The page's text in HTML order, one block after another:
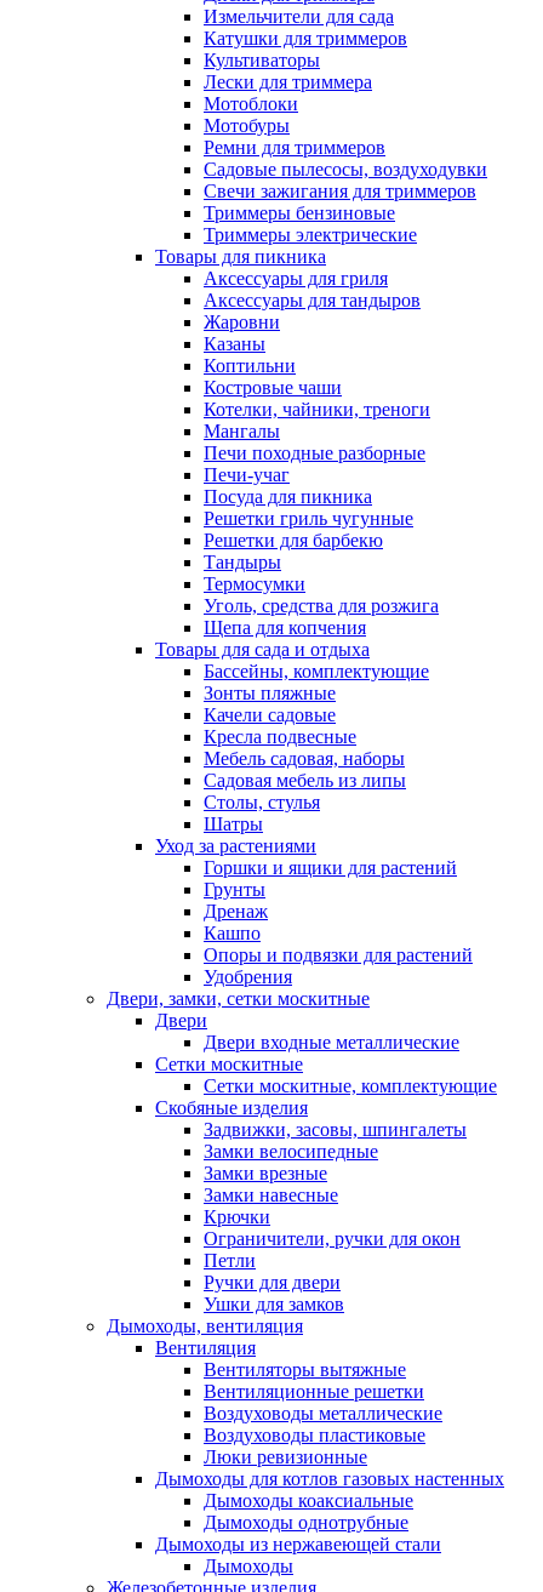
Измельчители для сада
Катушки для триммеров
Культиваторы
Лески для триммера
Мотоблоки
Мотобуры
Ремни для триммеров
Садовые пылесосы, воздуходувки
Свечи зажигания для триммеров
Триммеры бензиновые
Триммеры электрические
Товары для пикника
Аксессуары для гриля
Аксессуары для тандыров
Жаровни
Казаны
Коптильни
Костровые чаши
Котелки, чайники, треноги
Мангалы
Печи походные разборные
Печи-учаг
Посуда для пикника
Решетки гриль чугунные
Решетки для барбекю
Тандыры
Термосумки
Уголь, средства для розжига
Щепа для копчения
Товары для сада и отдыха
Бассейны, комплектующие
Зонты пляжные
Качели садовые
Кресла подвесные
Мебель садовая, наборы
Садовая мебель из липы
Столы, стулья
Шатры
Уход за растениями
Горшки и ящики для растений
Грунты
Дренаж
Кашпо
Опоры и подвязки для растений
Удобрения
Двери, замки, сетки москитные
Двери
Двери входные металлические
Сетки москитные
Сетки москитные, комплектующие
Скобяные изделия
Задвижки, засовы, шпингалеты
Замки велосипедные
Замки врезные
Замки навесные
Крючки
Ограничители, ручки для окон
Петли
Ручки для двери
Ушки для замков
Дымоходы, вентиляция
Вентиляция
Вентиляторы вытяжные
Вентиляционные решетки
Воздуховоды металлические
Воздуховоды пластиковые
Люки ревизионные
Дымоходы для котлов газовых настенных
Дымоходы коаксиальные
Дымоходы однотрубные
Дымоходы из нержавеющей стали
Дымоходы
Железобетонные изделия